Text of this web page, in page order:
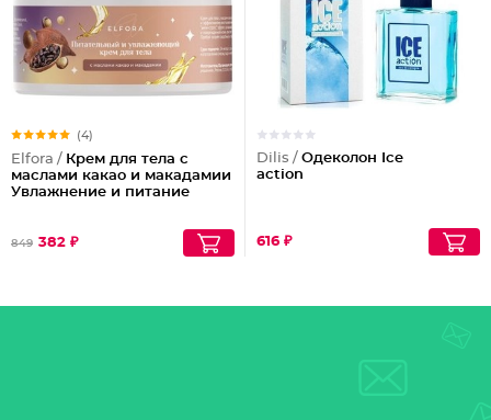
(4)
Elfora / Крем для тела с
маслами какао и макадамии
Увлажнение и питание
849 382 ₽
Dilis / Одеколон Ice
action
616 ₽